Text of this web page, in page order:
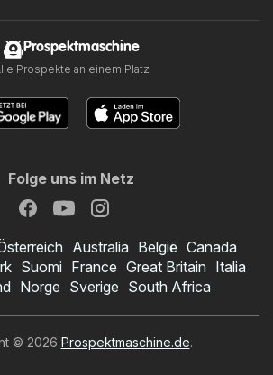
Prospektmaschine
Prospekte an einem Platz
Folge uns im Netz
Australia België Canada
Suomi France Great Britain Italia
Norge Sverige South Africa
© 2026 Prospektmaschine.de.